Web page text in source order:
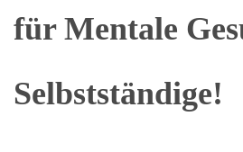
für Mentale
Selbstständige!